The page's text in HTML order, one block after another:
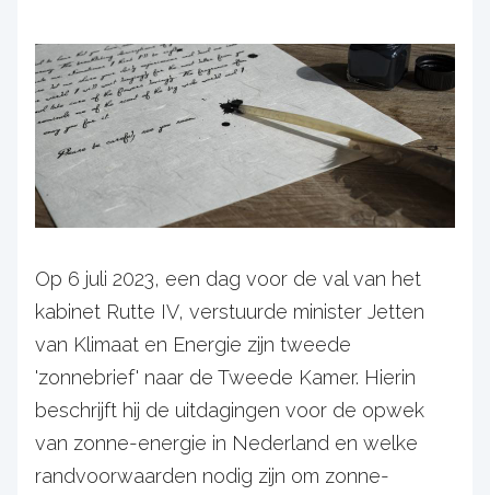
Op 6 juli 2023, een dag voor de val van het
kabinet Rutte IV, verstuurde minister Jetten
van Klimaat en Energie zijn tweede
'zonnebrief' naar de Tweede Kamer. Hierin
beschrijft hij de uitdagingen voor de opwek
van zonne-energie in Nederland en welke
randvoorwaarden nodig zijn om zonne-